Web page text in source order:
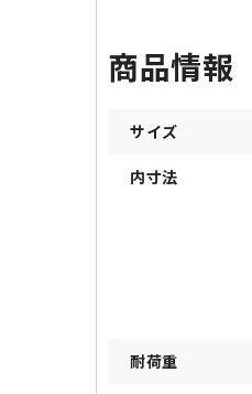
商品情報
サイズ
内寸法
耐荷重